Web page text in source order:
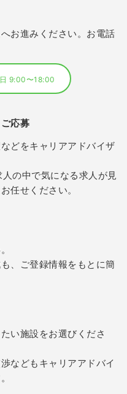
お進みください。お電話
9:00〜18:00
応募
どをキャリアアドバイザ
の中で気になる求人が見
任せください。
、ご登録情報をもとに簡
い施設をお選びくださ
などもキャリアアドバイ